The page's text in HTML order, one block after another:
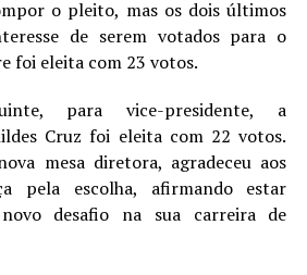
o pleito, mas os dois últimos
de serem votados para o
foi eleita com 23 votos.
para vice-presidente, a
Cruz foi eleita com 22 votos.
mesa diretora, agradeceu aos
pela escolha, afirmando estar
desafio na sua carreira de